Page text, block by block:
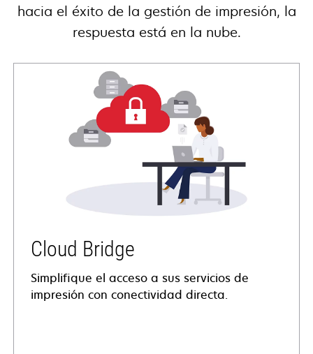
hacia el éxito de la gestión de impresión, la
respuesta está en la nube.
Cloud Bridge
Simplifique el acceso a sus servicios de
impresión con conectividad directa.